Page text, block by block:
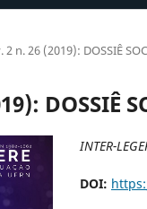
2 n. 26 (2019): DOSSIÊ
DOSSIÊ
INTER-
DOI: